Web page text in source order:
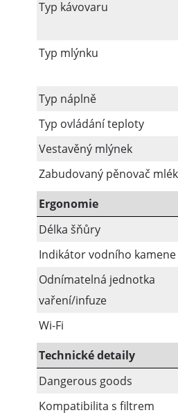
Typ kávovaru
Typ mlýnku
Typ náplně
Typ ovládání teploty
Vestavěný mlýnek
Zabudovaný pěnovač
Ergonomie
Délka šňůry
Indikátor vodního kamene
Odnímatelná jednotka
vaření/infuze
Wi-Fi
Technické detaily
Dangerous goods
Kompatibilita s filtrem